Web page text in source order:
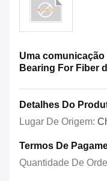
Uma comunicação
Bearing For Fiber
Detalhes Do
Lugar De Origem:
Termos De
Quantidade De